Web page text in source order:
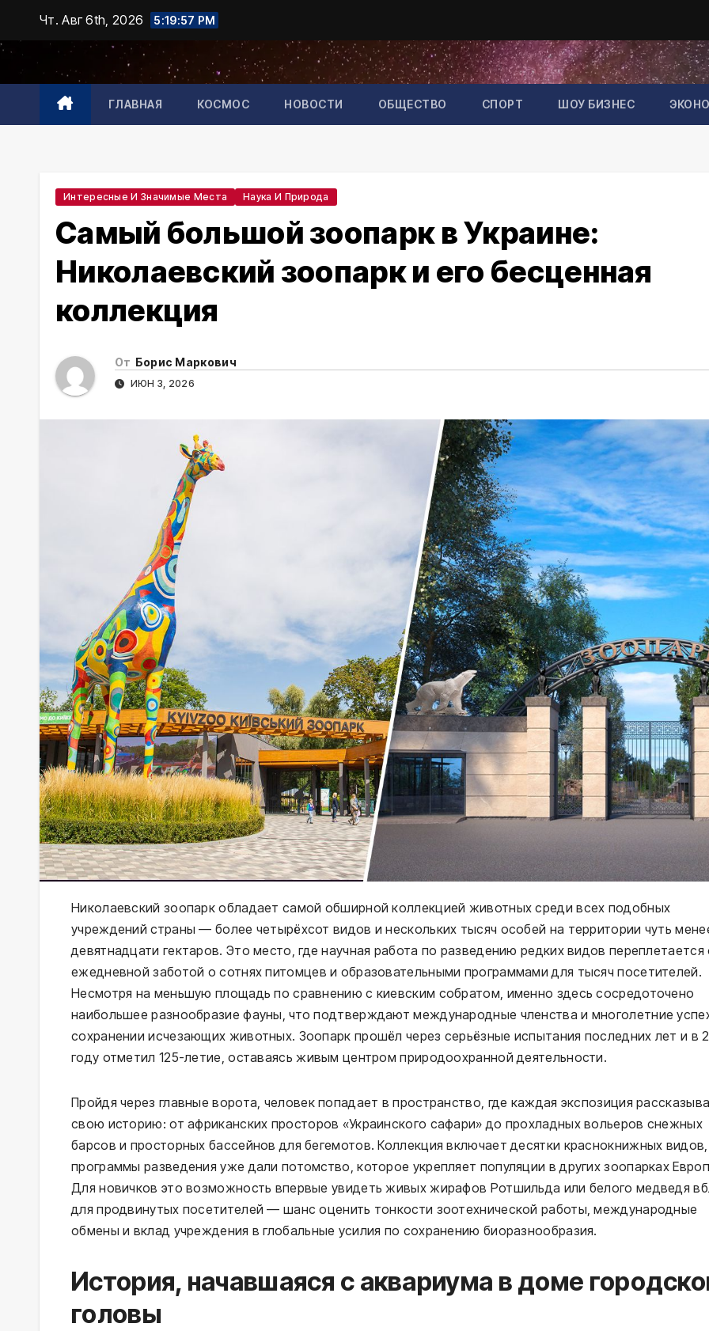
Промотать
содержимому
Чт. Авг 6th, 2026 5:19:58 PM
ГЛАВНАЯ КОСМОС НОВОСТИ ОБЩЕСТВО СПОРТ ШОУ БИЗНЕС
Интересные И Значимые Места Наука И Природа
Самый большой зоопарк в Украине:
Николаевский зоопарк и его бесценная
коллекция
От Борис Маркович
ИЮН 3, 2026
Николаевский зоопарк обладает самой обширной коллекцией животных среди всех подобных
учреждений страны — более четырёхсот видов и нескольких тысяч особей на территории чуть
девятнадцати гектаров. Это место, где научная работа по разведению редких видов переплетается
ежедневной заботой о сотнях питомцев и образовательными программами для тысяч посетителей.
Несмотря на меньшую площадь по сравнению с киевским собратом, именно здесь сосредоточено
наибольшее разнообразие фауны, что подтверждают международные членства и многолетние
сохранении исчезающих животных. Зоопарк прошёл через серьёзные испытания последних лет и в
году отметил 125-летие, оставаясь живым центром природоохранной деятельности.
Пройдя через главные ворота, человек попадает в пространство, где каждая экспозиция
свою историю: от африканских просторов «Украинского сафари» до прохладных вольеров снежных
барсов и просторных бассейнов для бегемотов. Коллекция включает десятки краснокнижных
программы разведения уже дали потомство, которое укрепляет популяции в других зоопарках
Для новичков это возможность впервые увидеть живых жирафов Ротшильда или белого медведя
для продвинутых посетителей — шанс оценить тонкости зоотехнической работы, международные
обмены и вклад учреждения в глобальные усилия по сохранению биоразнообразия.
История, начавшаяся с аквариума в доме
головы